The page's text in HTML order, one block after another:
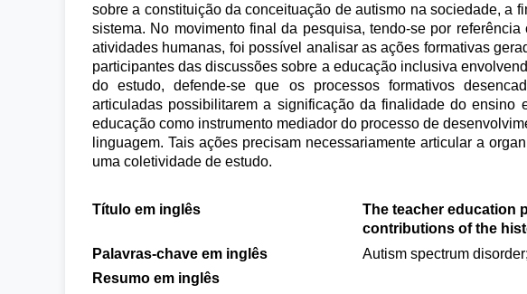
sobre a constituição da conceituação de autismo na sociedade, a
sistema. No movimento final da pesquisa, tendo-se por
atividades humanas, foi possível analisar as ações formativas
participantes das discussões sobre a educação inclusiva
do estudo, defende-se que os processos formativos
articuladas possibilitarem a significação da finalidade do
educação como instrumento mediador do processo de
linguagem. Tais ações precisam necessariamente articular a
uma coletividade de estudo.
Título em inglês
The teacher education
contributions of the
Palavras-chave em inglês
Autism spectrum
Resumo em inglês